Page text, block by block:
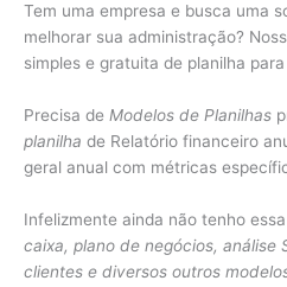
Tem uma empresa e busca uma
melhorar sua administração?
simples e gratuita de planilha
Precisa de Modelos de Planilhas
planilha de Relatório financeiro
geral anual com métricas
Infelizmente ainda não tenho essa
caixa, plano de negócios, análise
clientes e diversos outros